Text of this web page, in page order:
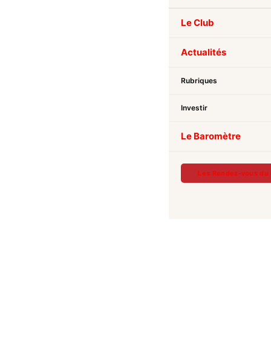
Le Club
Actualités
Rubriques
Investir
Le Baromètre
Les Rendez-vous